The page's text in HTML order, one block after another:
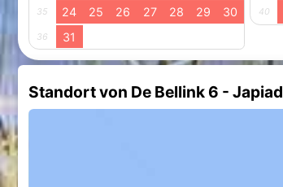
35 24 25 26 27 28 29 30
36 31
40
Standort von De Bellink 6 - Japiad